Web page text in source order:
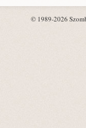
© 1989-2026